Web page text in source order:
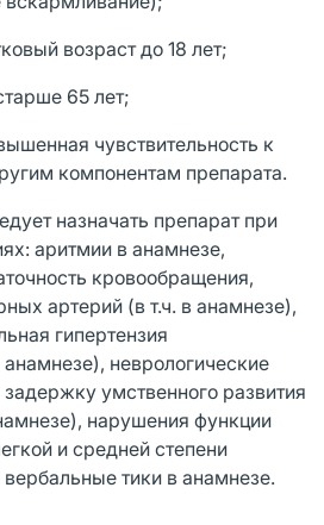
возраст до 18 лет;
65 лет;
чувствительность к
компонентам препарата.
назначать препарат при
аритмии в анамнезе,
кровообращения,
артерий (в т.ч. в анамнезе),
гипертензия
неврологические
умственного развития
нарушения функции
и средней степени
тики в анамнезе.